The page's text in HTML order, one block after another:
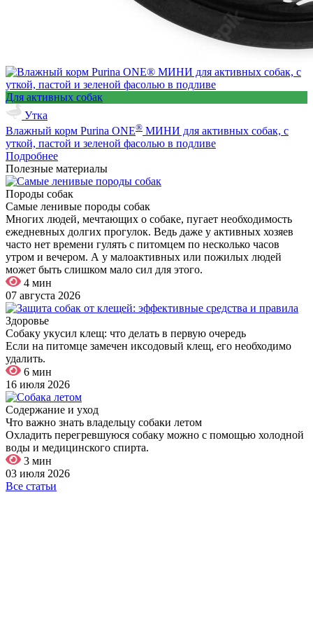
Для активных собак
Утка
Влажный корм Purina ONE® МИНИ для активных собак, с
уткой, пастой и зеленой фасолью в подливе
Подробнее
Полезные материалы
Породы собак
Самые ленивые породы собак
Многих людей, мечтающих о собаке, пугает необходимость
ежедневных долгих прогулок. Ведь даже у активных хозяев
часто нет времени гулять с питомцем по несколько часов
утром и вечером. А у малоактивных или пожилых людей
может быть слишком мало сил для этого.
4 мин
07 августа 2026
Здоровье
Собаку укусил клещ: что делать в первую очередь
Если на питомце замечен иксодовый клещ, его необходимо
удалить.
6 мин
16 июля 2026
Содержание и уход
Что важно знать владельцу собаки летом
Охладить перегревшуюся собаку можно с помощью холодной
воды и медицинского спирта.
3 мин
03 июля 2026
Все статьи